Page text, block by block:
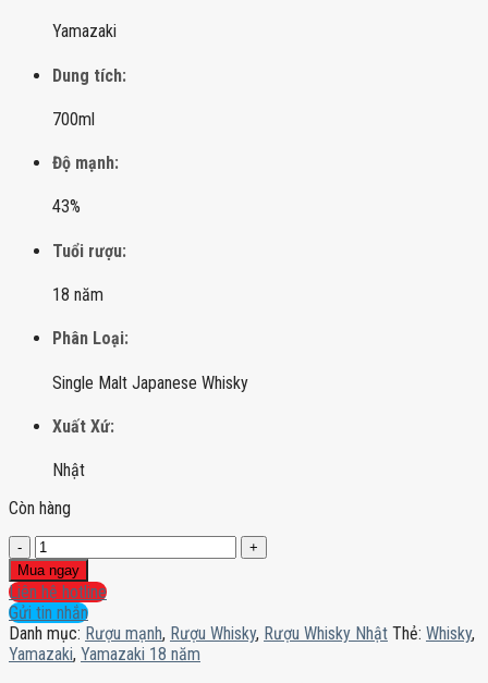
Yamazaki
Dung tích:
700ml
Độ mạnh:
43%
Tuổi rượu:
18 năm
Phân Loại:
Single Malt Japanese Whisky
Xuất Xứ:
Nhật
Còn hàng
Yamazaki
18
năm
số
lượng
Mua ngay
Liên hệ hotline
Gửi tin nhắn
Danh mục: Rượu mạnh, Rượu Whisky, Rượu Whisky Nhật Thẻ: Whisky,
Yamazaki, Yamazaki 18 năm